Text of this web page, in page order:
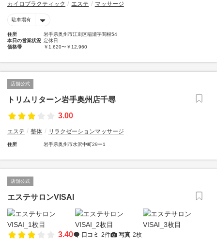
カイロプラクティック エステ マッサージ
駐車場有
住所
岩手県奥州市江刺区稲瀬字関根54
本日の営業状況 定休日
価格帯
￥1,620〜￥12,960
店舗公式
トリムリターン岩手奥州店千尋
3.00
エステ 整体 リラクゼーションマッサージ
住所 岩手県奥州市水沢中町29ー1
店舗公式
エステサロンVISAI
3.40 口コミ 2件 写真 2枚